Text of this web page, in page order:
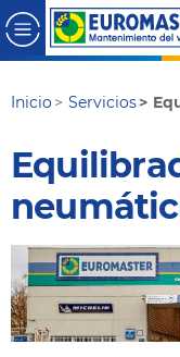
Inicio Servicios